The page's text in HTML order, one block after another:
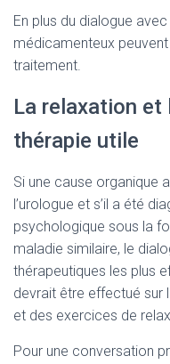
En plus du dialogue
médicamenteux
traitement.
La relaxation et
thérapie utile
Si une cause organique
l’urologue et s’il a été
psychologique sous la
maladie similaire, le
thérapeutiques les plus
devrait être effectué sur
et des exercices de
Pour une conversation